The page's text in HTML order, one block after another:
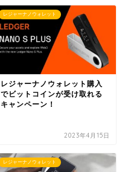
レジャーナノウォレット
レジャーナノウォレット購入
でビットコインが受け取れる
キャンペーン！
2023年4月15日
レジャーナノウォレット